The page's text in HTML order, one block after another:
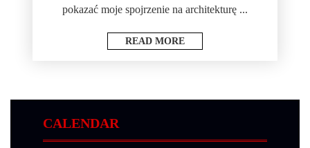
pokazać moje spojrzenie na architekturę ...
READ MORE
CALENDAR